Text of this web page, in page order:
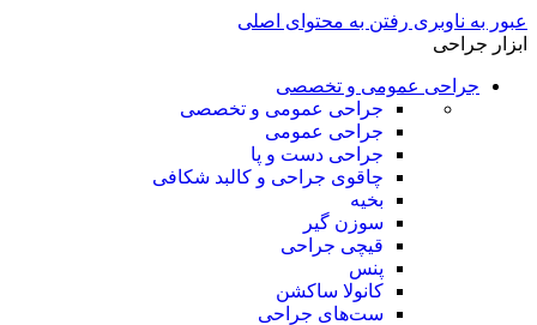
عبور به ناوبری رفتن به محتوای اصلی
ابزار جراحی
جراحی عمومی و تخصصی
جراحی عمومی و تخصصی
جراحی عمومی
جراحی دست و پا
چاقوی جراحی و کالبد شکافی
بخیه
سوزن‌ گیر
قیچی‌ جراحی
پنس
کانولا ساکشن
ست‌های جراحی